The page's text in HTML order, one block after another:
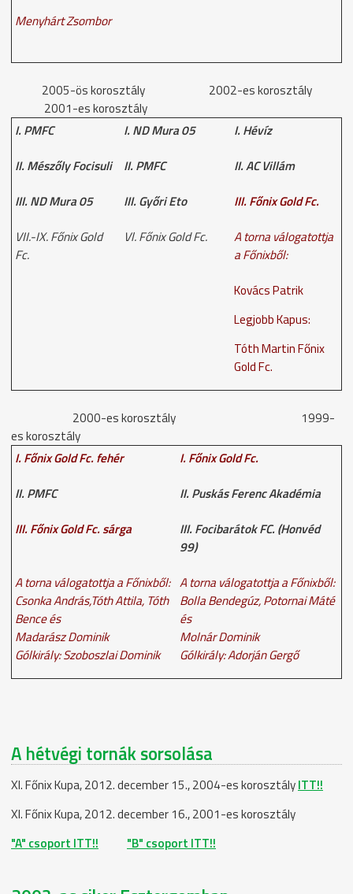
Menyhárt Zsombor
2005-ös korosztály 2002-es korosztály
2001-es korosztály
I. PMFC
I. ND Mura 05
I. Hévíz
II. Mészőly Focisuli
II. PMFC
II. AC Villám
III. ND Mura 05
III. Győri Eto
III. Főnix Gold Fc.
VII.-IX. Főnix Gold
Fc.
Vl. Főnix Gold Fc.
A torna válogatottja
a Főnixből:
Kovács Patrik
Legjobb Kapus:
Tóth Martin Főnix
Gold Fc.
2000-es korosztály 1999-
es korosztály
I. Főnix Gold Fc. fehér
I. Főnix Gold Fc.
II. PMFC
II. Puskás Ferenc Akadémia
III. Főnix Gold Fc. sárga
III. Focibarátok FC. (Honvéd
99)
A torna válogatottja a Főnixből:
Csonka András,Tóth Attila, Tóth
Bence és
Madarász Dominik
Gólkirály: Szoboszlai Dominik
A torna válogatottja a Főnixből:
Bolla Bendegúz, Potornai Máté
és
Molnár Dominik
Gólkirály: Adorján Gergő
A hétvégi tornák sorsolása
XI. Főnix Kupa, 2012. december 15., 2004-es korosztályITT!!
XI. Főnix Kupa, 2012. december 16., 2001-es korosztály
"A" csoport ITT!!
"B" csoport ITT!!